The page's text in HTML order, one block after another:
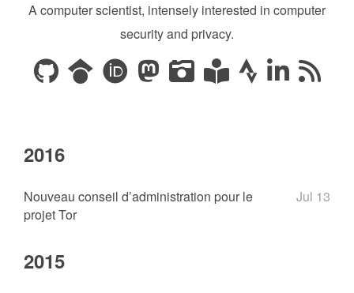
A computer scientist, intensely interested in computer
security and privacy.
2016
Nouveau conseil d’administration pour le
projet Tor
Jul 13
2015